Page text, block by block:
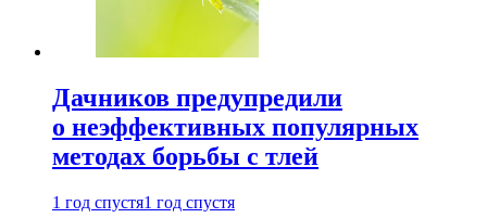
Дачников предупредили
о неэффективных популярных
методах борьбы с тлей
1 год спустя1 год спустя